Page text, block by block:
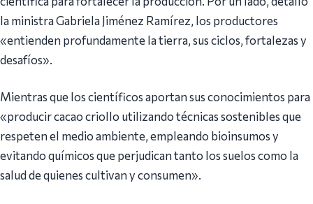
la ministra Gabriela Jiménez Ramírez, los productores
«entienden profundamente la tierra, sus ciclos, fortalezas y
desafíos».
Mientras que los científicos aportan sus conocimientos para
«producir cacao criollo utilizando técnicas sostenibles que
respeten el medio ambiente, empleando bioinsumos y
evitando químicos que perjudican tanto los suelos como la
salud de quienes cultivan y consumen».